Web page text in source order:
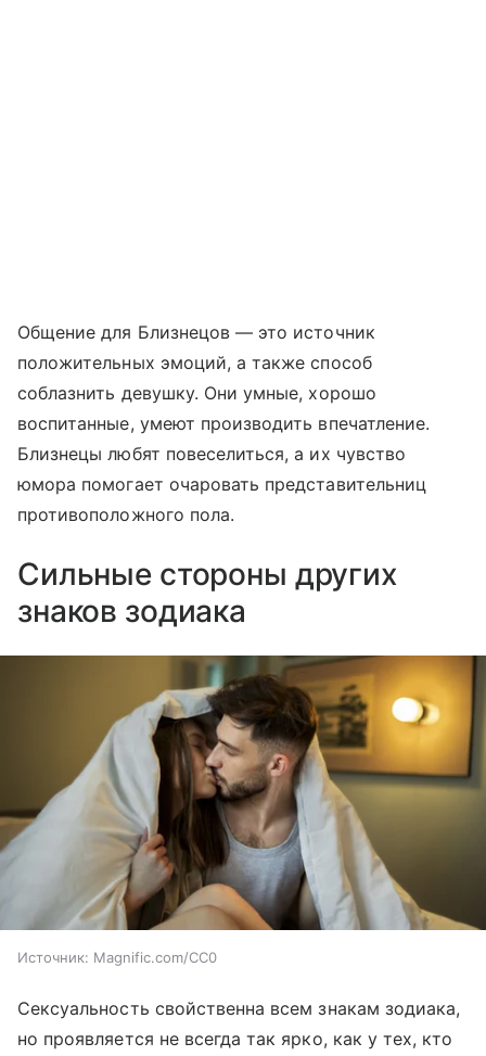
Общение для Близнецов — это источник
положительных эмоций, а также способ
соблазнить девушку. Они умные, хорошо
воспитанные, умеют производить впечатление.
Близнецы любят повеселиться, а их чувство
юмора помогает очаровать представительниц
противоположного пола.
Сильные стороны других
знаков зодиака
Источник: Magnific.com/CC0
Сексуальность свойственна всем знакам зодиака,
но проявляется не всегда так ярко, как у тех, кто